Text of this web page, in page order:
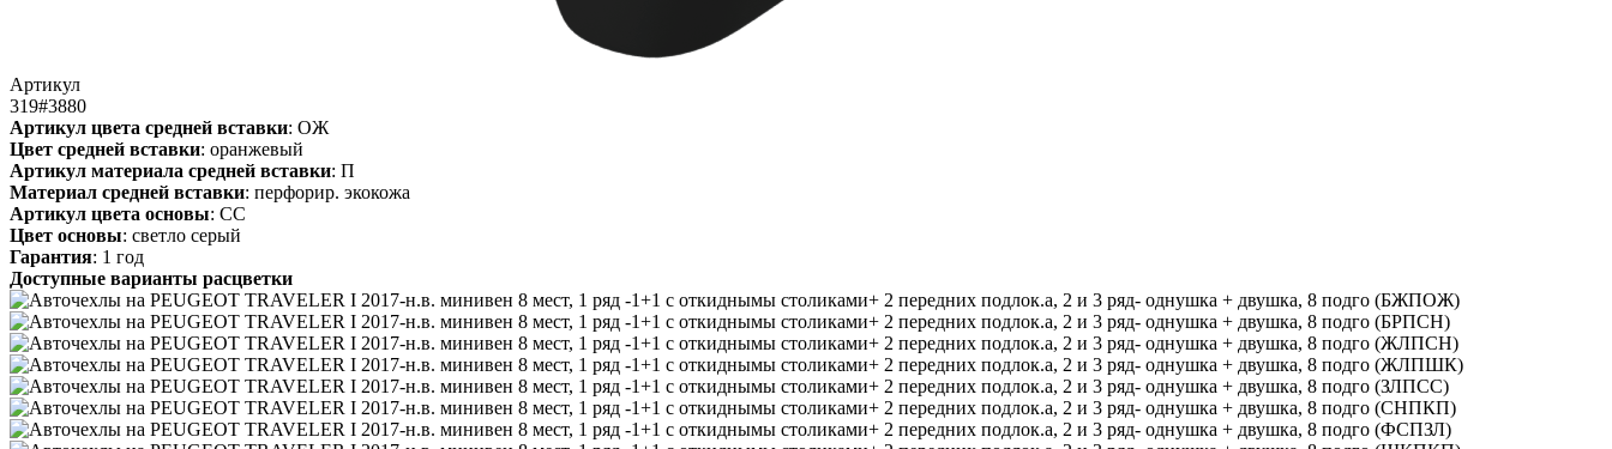
Артикул
319#3880
Артикул цвета средней вставки: ОЖ
Цвет средней вставки: оранжевый
Артикул материала средней вставки: П
Материал средней вставки: перфорир. экокожа
Артикул цвета основы: СС
Цвет основы: светло серый
Гарантия: 1 год
Доступные варианты расцветки